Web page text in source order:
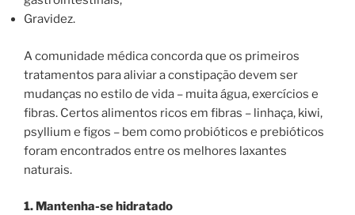
Gravidez.
A comunidade médica concorda que os primeiros
tratamentos para aliviar a constipação devem ser
mudanças no estilo de vida – muita água, exercícios e
fibras. Certos alimentos ricos em fibras – linhaça, kiwi,
psyllium e figos – bem como probióticos e prebióticos
foram encontrados entre os melhores laxantes
naturais.
1. Mantenha-se hidratado